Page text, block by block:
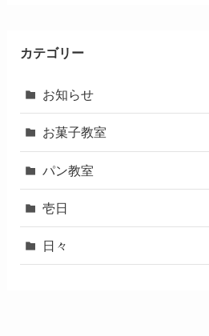
カテゴリー
お知らせ
お菓子教室
パン教室
壱日
日々